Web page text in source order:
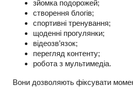
зйомка подорожей;
створення блогів;
спортивні тренування;
щоденні прогулянки;
відеозв’язок;
перегляд контенту;
робота з мультимедіа.
Вони дозволяють фіксувати